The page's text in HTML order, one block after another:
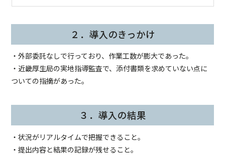
２．導入のきっかけ
・外部委託なしで行っており、作業工数が膨大であった。
・近畿厚生局の実地指導監査で、添付書類を求めていない点に
ついての指摘があった。
３．導入の結果
・状況がリアルタイムで把握できること。
・提出内容と結果の記録が残せること。